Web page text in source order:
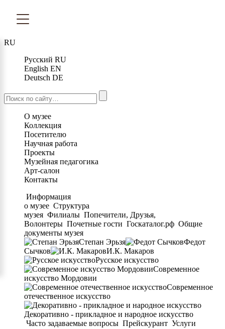
RU
Русский RU
English EN
Deutsch DE
О музее
Коллекция
Посетителю
Научная работа
Проекты
Музейная педагогика
Арт-салон
Контакты
Информация
о музее Структура
музея Филиалы Попечители, Друзья,
Волонтеры Почетные гости Госкаталог.рф Общие
документы музея
Степан Эрьзя
Федот
Сычков
И.К. Макаров
Русское искусство
Современное
искусство Мордовии
Современное
отечественное искусство
Декоративно - прикладное и народное искусство
Часто задаваемые вопросы Прейскурант Услуги